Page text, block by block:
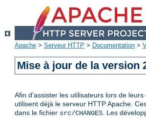
Apache > Serveur HTTP > Documentation >
Mise à jour de la version
Afin d'assister les utilisateurs lors de
utilisent déjà le serveur HTTP Apache.
dans le fichier src/CHANGES. Les